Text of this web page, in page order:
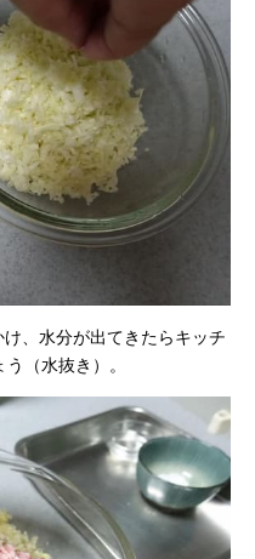
、水分が出てきたらキッチ
（水抜き）。